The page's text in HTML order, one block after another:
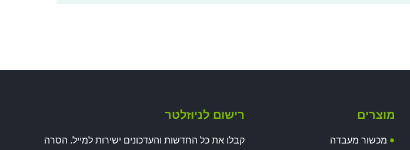
מוצרים
מכשור מעבדה
רישום לניוזלטר
קבלו את כל החדשות והעדכונים ישירות למייל. הסרה